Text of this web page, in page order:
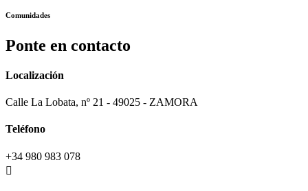
Comunidades
Ponte en contacto
Localización
Calle La Lobata, nº 21 - 49025 - ZAMORA
Teléfono
+34 980 983 078